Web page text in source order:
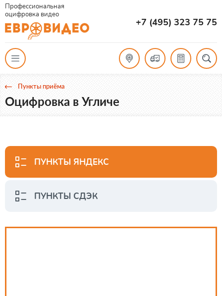
Профессиональная
оцифровка видео
+7 (495) 323 75 75
Пункты приёма
Оцифровка в Угличе
ПУНКТЫ ЯНДЕКС
ПУНКТЫ СДЭК